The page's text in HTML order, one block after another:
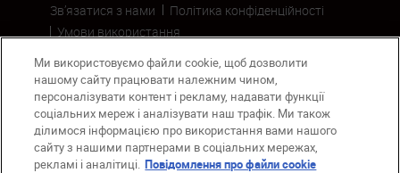
Зв’язатися з нами
Політика конфіденційності
Умови використання
Налаштування Cookie
© 2026 Nikon
Back to top
Ми використовуємо файли cookie, щоб дозволити
нашому сайту працювати належним чином,
персоналізувати контент і рекламу, надавати функції
соціальних мереж і аналізувати наш трафік. Ми також
ділимося інформацією про використання вами нашого
сайту з нашими партнерами в соціальних мережах,
рекламі і аналітиці. Повідомлення про файли cookie